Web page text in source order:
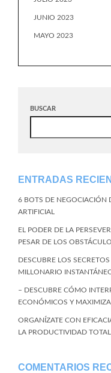
JUNIO 2023
MAYO 2023
BUSCAR
ENTRADAS
6 BOTS DE NEGOCIACIÓN
ARTIFICIAL
EL PODER DE LA
PESAR DE LOS
DESCUBRE LOS
MILLONARIO
– DESCUBRE CÓMO
ECONÓMICOS Y
ORGANÍZATE CON
LA PRODUCTIVIDAD TOTAL
COMENTARIOS